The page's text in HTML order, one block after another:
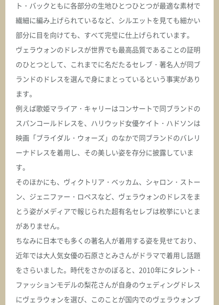
ト・バックともに各部分の生地ひとつひとつが最適な素材で
繊細に編み上げられているなど、シルエットを見ても細かい
部分に目を向けても、すべて完璧に仕上げられています。
ヴェラウォンのドレスが世界でも最高品質であることの証明
のひとつとして、これまでに名だたるセレブ・著名人が同ブ
ランドのドレスを選んで身にまとっているという事実があり
ます。
例えば歌姫マライア・キャリーはコンサートで同ブランドの
スパンコールドレスを、ハリウッド女優ケイト・ハドソンは
映画「ブライダル・ウォーズ」のなかで同ブランドのバレリ
ーナドレスを着用し、その美しい姿を存分に披露していま
す。
そのほかにも、ヴィクトリア・ベッカム、シャロン・ストー
ン、ジェニファー・ロペスなど、ヴェラウォンのドレスをま
とう姿がメディアで報じられた超有名セレブは枚挙にいとま
がありません。
ちなみに日本でも多くの著名人が着用する姿を見せており、
近年では大人気女優の石原さとみさんがドラマで着用し話題
をさらいました。時代をさかのぼると、2010年にタレント・
ファッションモデルの梨花さんが自身のウェディングドレス
にヴェラウォンを選び、このことが国内でのヴェラウォンブ